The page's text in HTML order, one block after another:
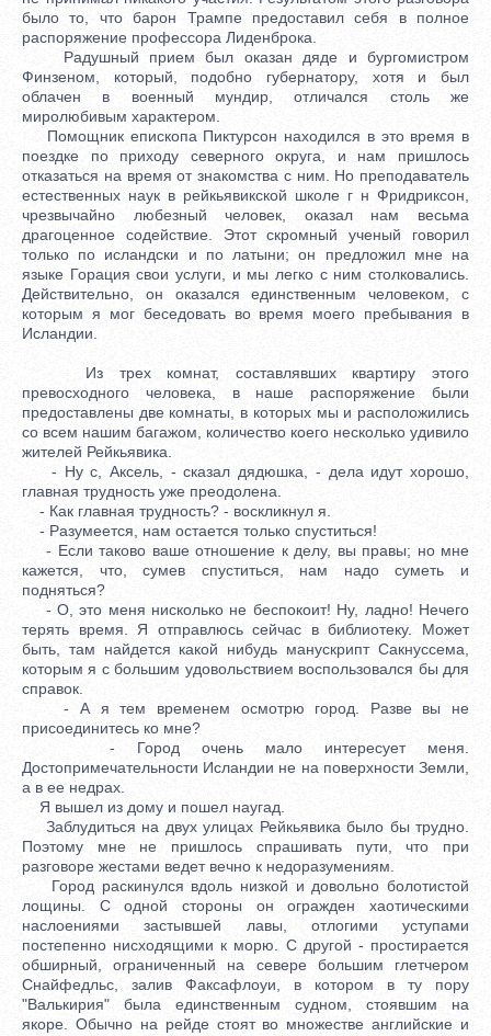
было то, что барон Трампе предоставил себя в полное
распоряжение профессора Лиденброка.
Радушный прием был оказан дяде и бургомистром
Финзеном, который, подобно губернатору, хотя и был
облачен в военный мундир, отличался столь же
миролюбивым характером.
Помощник епископа Пиктурсон находился в это время в
поездке по приходу северного округа, и нам пришлось
отказаться на время от знакомства с ним. Но преподаватель
естественных наук в рейкьявикской школе г н Фридриксон,
чрезвычайно любезный человек, оказал нам весьма
драгоценное содействие. Этот скромный ученый говорил
только по исландски и по латыни; он предложил мне на
языке Горация свои услуги, и мы легко с ним столковались.
Действительно, он оказался единственным человеком, с
которым я мог беседовать во время моего пребывания в
Исландии.
Из трех комнат, составлявших квартиру этого
превосходного человека, в наше распоряжение были
предоставлены две комнаты, в которых мы и расположились
со всем нашим багажом, количество коего несколько удивило
жителей Рейкьявика.
- Ну с, Аксель, - сказал дядюшка, - дела идут хорошо,
главная трудность уже преодолена.
- Как главная трудность? - воскликнул я.
- Разумеется, нам остается только спуститься!
- Если таково ваше отношение к делу, вы правы; но мне
кажется, что, сумев спуститься, нам надо суметь и
подняться?
- О, это меня нисколько не беспокоит! Ну, ладно! Нечего
терять время. Я отправлюсь сейчас в библиотеку. Может
быть, там найдется какой нибудь манускрипт Сакнуссема,
которым я с большим удовольствием воспользовался бы для
справок.
- А я тем временем осмотрю город. Разве вы не
присоединитесь ко мне?
- Город очень мало интересует меня.
Достопримечательности Исландии не на поверхности Земли,
а в ее недрах.
Я вышел из дому и пошел наугад.
Заблудиться на двух улицах Рейкьявика было бы трудно.
Поэтому мне не пришлось спрашивать пути, что при
разговоре жестами ведет вечно к недоразумениям.
Город раскинулся вдоль низкой и довольно болотистой
лощины. С одной стороны он огражден хаотическими
наслоениями застывшей лавы, отлогими уступами
постепенно нисходящими к морю. С другой - простирается
обширный, ограниченный на севере большим глетчером
Снайфедльс, залив Факсафлоуи, в котором в ту пору
"Валькирия" была единственным судном, стоявшим на
якоре. Обычно на рейде стоят во множестве английские и